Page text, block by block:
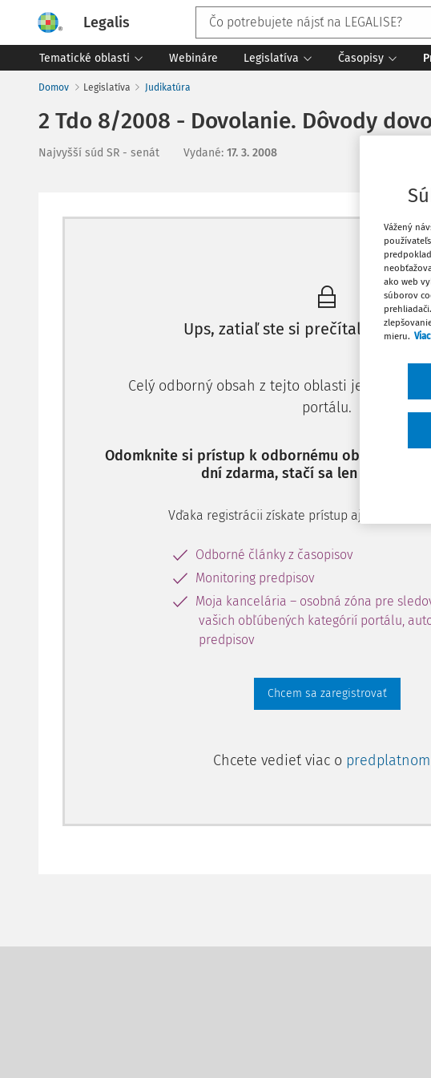
Legalis
Tematické oblasti Webináre Legislatíva Časopisy
Domov Legislatíva Judikatúra
2 Tdo 8/2008 - Dovolanie. Dôvody
Najvyšší súd SR - senát Vydané: 17. 3. 2008
Máte
Ups, zatiaľ ste si prečítali len
Celý odborný obsah z tejto oblasti je
portálu.
Odomknite si prístup k odbornému obsahu a
dní zdarma, stačí sa len
Vďaka registrácii získate prístup aj k
Odborné články z časopisov
Monitoring predpisov
Moja kancelária – osobná zóna pre
vašich obľúbených kategórií portálu,
predpisov
Chcem sa zaregistrovať
Chcete vedieť viac o predplatnom
Vážený
ako web
súborov
mieru.